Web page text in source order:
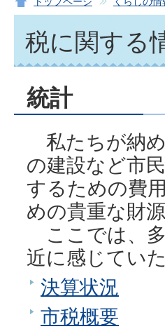
税に関する
統計
私たちが納
の建設など市
するための費
めの貴重な財
ここでは、
近に感じてい
決算状況
市税概要